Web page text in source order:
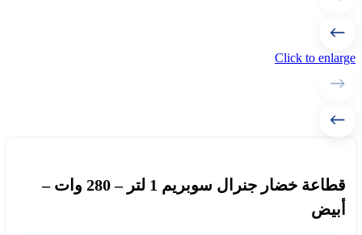
Click to enlarge
قطاعة خضار جنرال سوبريم 1 لتر – 280 وات –
أبيض